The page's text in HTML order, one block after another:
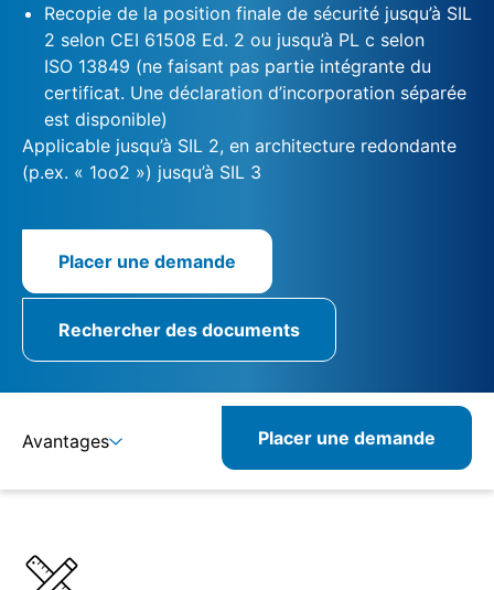
Recopie de la position finale de sécurité jusqu’à SIL
2 selon CEI 61508 Ed. 2 ou jusqu’à PL c selon
ISO 13849 (ne faisant pas partie intégrante du
certificat. Une déclaration d’incorporation séparée
est disponible)
Applicable jusqu’à SIL 2, en architecture redondante
(p.ex. « 1oo2 ») jusqu’à SIL 3
Placer une demande
Rechercher des documents
Avantages Placer une demande